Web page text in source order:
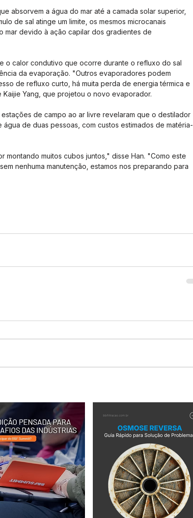
absorvem a água do mar até a camada solar superior,
de sal atinge um limite, os mesmos microcanais
mar devido à ação capilar dos gradientes de
o calor condutivo que ocorre durante o refluxo do sal
da evaporação. "Outros evaporadores podem
de refluxo curto, há muita perda de energia térmica e
Yang, que projetou o novo evaporador.
de campo ao ar livre revelaram que o destilador
de duas pessoas, com custos estimados de matéria-
montando muitos cubos juntos," disse Han. "Como este
nenhuma manutenção, estamos nos preparando para